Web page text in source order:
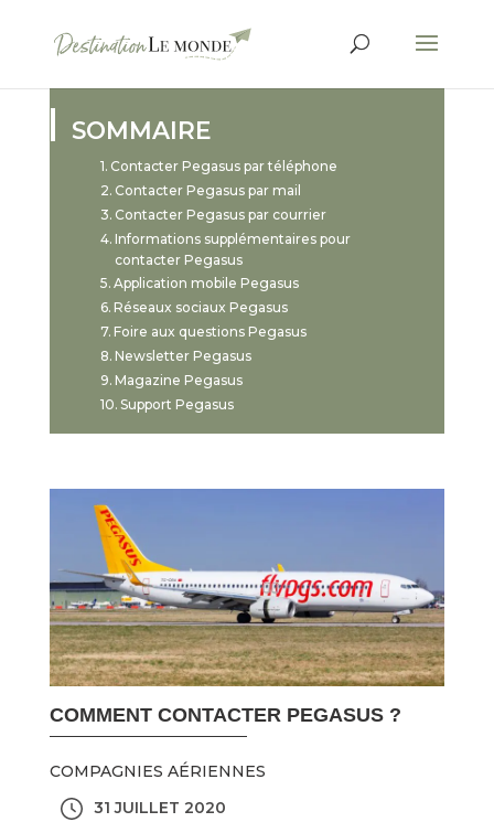
SOMMAIRE
Contacter Pegasus par téléphone
Contacter Pegasus par mail
Contacter Pegasus par courrier
Informations supplémentaires pour
contacter Pegasus
Application mobile Pegasus
Réseaux sociaux Pegasus
Foire aux questions Pegasus
Newsletter Pegasus
Magazine Pegasus
Support Pegasus
COMMENT CONTACTER PEGASUS ?
COMPAGNIES AÉRIENNES
31 JUILLET 2020